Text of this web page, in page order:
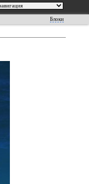
Блоки